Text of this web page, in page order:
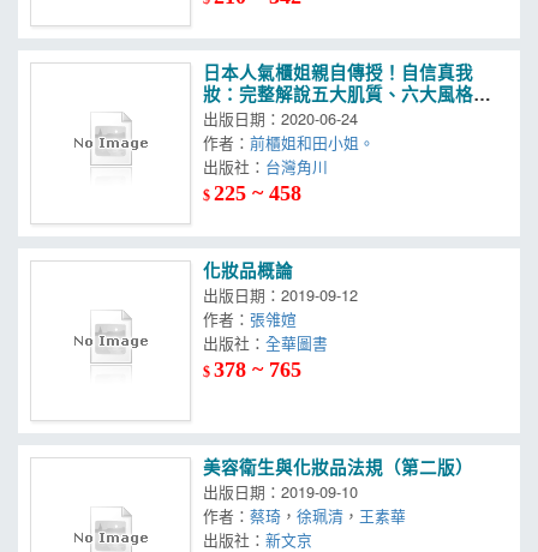
日本人氣櫃姐親自傳授！自信真我
妝：完整解說五大肌質、六大風格，
實現理想妝容
出版日期：2020-06-24
作者：前櫃姐和田小姐。
出版社：
$225 ~ 458
化妝品概論
出版日期：2019-09-12
作者：張雂媗
出版社：
$378 ~ 765
美容衛生與化妝品法規（第二版）
出版日期：2019-09-10
作者：蔡琦 ，徐珮清 ， 王素華
出版社：